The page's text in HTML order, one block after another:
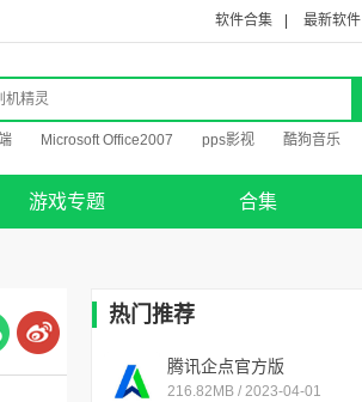
软件合集 最新软件
Microsoft Office2007 pps影视 酷狗音乐
游戏专题 合集
热门推荐
腾讯企点官方版
v5.6.0.19592电脑版
216.82MB / 2023-04-01